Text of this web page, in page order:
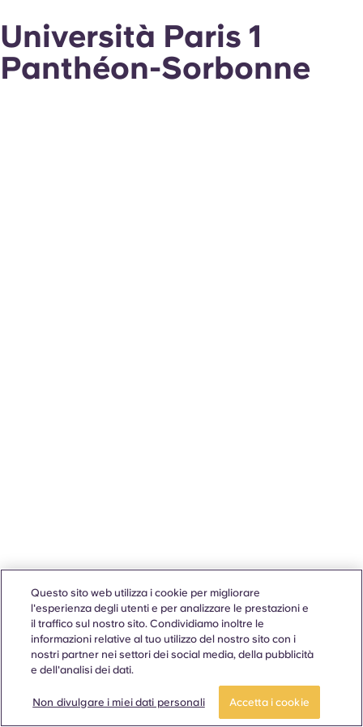
Università Paris 1
Panthéon-Sorbonne
Questo sito web utilizza i cookie per migliorare
l'esperienza degli utenti e per analizzare le prestazioni e
il traffico sul nostro sito. Condividiamo inoltre le
informazioni relative al tuo utilizzo del nostro sito con i
nostri partner nei settori dei social media, della pubblicità
e dell'analisi dei dati.
Non divulgare i miei dati personali Accetta i cookie